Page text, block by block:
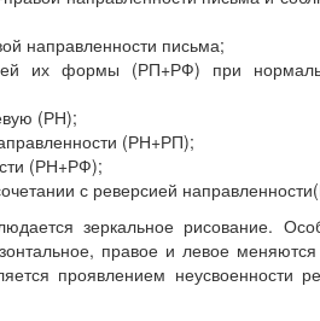
направленности письма;
их формы (РП+РФ) при
(РН);
(РН+РП);
(РН+РФ);
с реверсией
зеркальное рисование.
правое и левое
проявлением неусвоенности